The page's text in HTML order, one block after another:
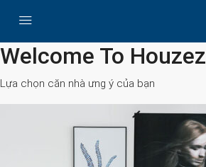
Search
Welcome To Houzez
Lựa chọn căn nhà ưng ý của bạn